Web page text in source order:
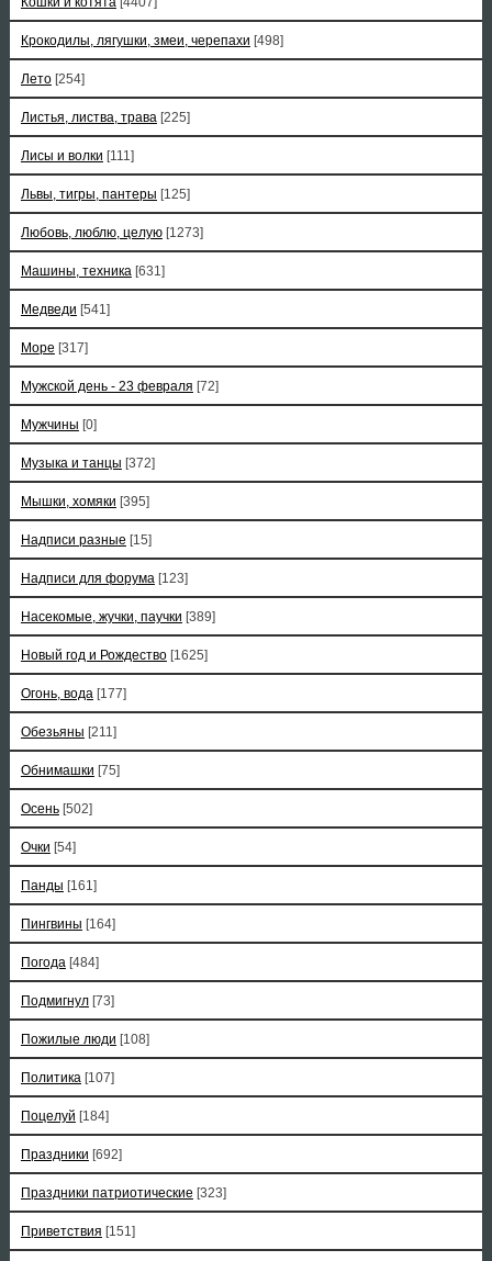
Крокодилы, лягушки, змеи, черепахи [498]
Лето [254]
Листья, листва, трава [225]
Лисы и волки [111]
Львы, тигры, пантеры [125]
Любовь, люблю, целую [1273]
Машины, техника [631]
Медведи [541]
Море [317]
Мужской день - 23 февраля [72]
Мужчины [0]
Музыка и танцы [372]
Мышки, хомяки [395]
Надписи разные [15]
Надписи для форума [123]
Насекомые, жучки, паучки [389]
Новый год и Рождество [1625]
Огонь, вода [177]
Обезьяны [211]
Обнимашки [75]
Осень [502]
Очки [54]
Панды [161]
Пингвины [164]
Погода [484]
Подмигнул [73]
Пожилые люди [108]
Политика [107]
Поцелуй [184]
Праздники [692]
Праздники патриотические [323]
Приветствия [151]